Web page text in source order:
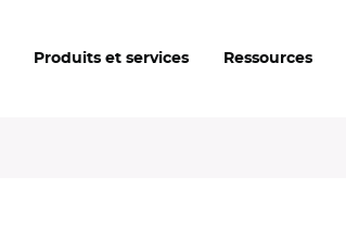
Produits et services Ressources